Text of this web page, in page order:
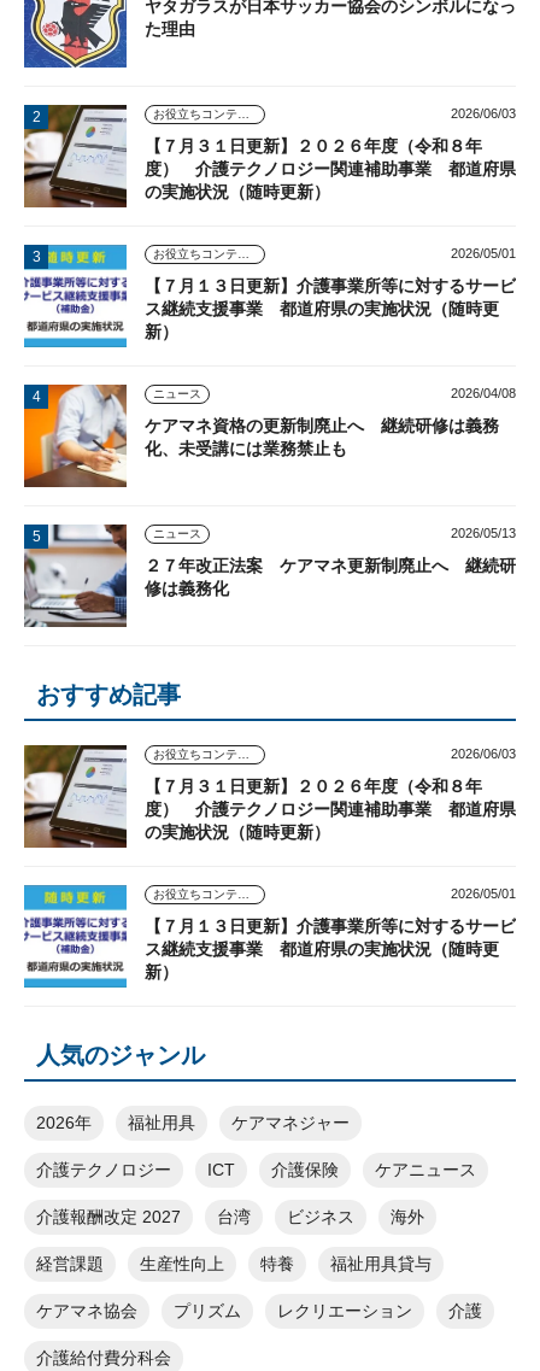
ヤタガラスが日本サッカー協会のシンボルになっ
た理由
お役立ちコンテンツ 2026/06/03
【７月３１日更新】２０２６年度（令和８年
度） 介護テクノロジー関連補助事業 都道府県
の実施状況（随時更新）
お役立ちコンテンツ 2026/05/01
【７月１３日更新】介護事業所等に対するサービ
ス継続支援事業 都道府県の実施状況（随時更
新）
ニュース 2026/04/08
ケアマネ資格の更新制廃止へ 継続研修は義務
化、未受講には業務禁止も
ニュース 2026/05/13
２７年改正法案 ケアマネ更新制廃止へ 継続研
修は義務化
おすすめ記事
お役立ちコンテンツ 2026/06/03
【７月３１日更新】２０２６年度（令和８年
度） 介護テクノロジー関連補助事業 都道府県
の実施状況（随時更新）
お役立ちコンテンツ 2026/05/01
【７月１３日更新】介護事業所等に対するサービ
ス継続支援事業 都道府県の実施状況（随時更
新）
人気のジャンル
2026年 福祉用具 ケアマネジャー
介護テクノロジー ICT 介護保険 ケアニュース
介護報酬改定 2027 台湾 ビジネス 海外
経営課題 生産性向上 特養 福祉用具貸与
ケアマネ協会 プリズム レクリエーション 介護
介護給付費分科会